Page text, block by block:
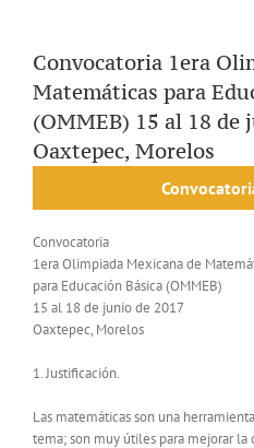
Convocatoria 1era
Matemáticas para
(OMMEB) 15 al 18 de
Oaxtepec, Morelos
Convocatoria
1era Olimpiada Mexicana de
para Educación Básica (OMMEB)
15 al 18 de junio de 2017
Oaxtepec, Morelos
1. Justificación.
Las matemáticas son una
tema; son muy útiles para mejorar la